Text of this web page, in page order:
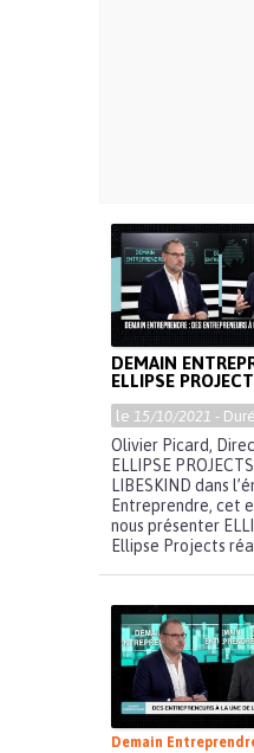
DEMAIN
ELLIPSE
le 15/10/2021 -
Olivier Picard,
ELLIPSE
LIBESKIND dans
Entreprendre, cet
nous présenter
Ellipse Projects
Demain